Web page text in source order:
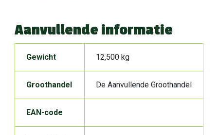
Aanvullende informatie
Gewicht 12,500 kg
Groothandel De Aanvullende Groothandel
EAN-code